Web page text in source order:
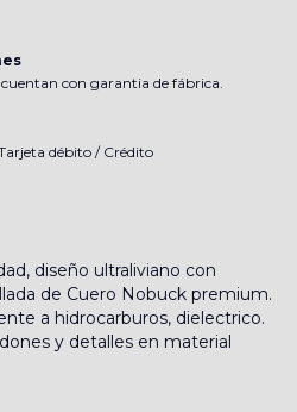
con garantia de fábrica.
débito / Crédito
diseño ultraliviano con
de Cuero Nobuck premium.
a hidrocarburos, dielectrico.
y detalles en material